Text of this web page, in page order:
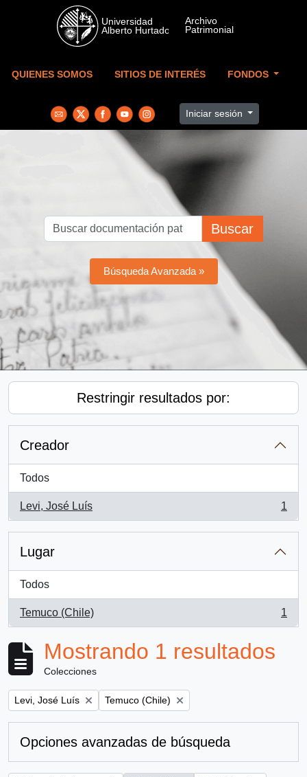
Skip to main content
QUIENES SOMOS SITIOS DE INTERÉS FONDOS
Iniciar sesión
Buscar
Búsqueda Avanzada »
Restringir resultados por:
Creador
Todos
Levi, José Luís
, 1 resultados
1
Lugar
Todos
Temuco (Chile)
, 1 resultados
1
Mostrando 1 resultados
Colecciones
Remove filter:
Levi, José Luís Remove filter:
Temuco (Chile)
Opciones avanzadas de búsqueda